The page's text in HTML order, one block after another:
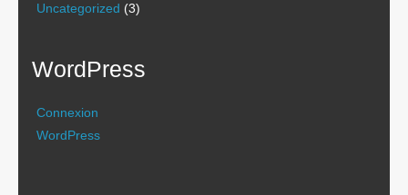
Uncategorized (3)
WordPress
Connexion
WordPress